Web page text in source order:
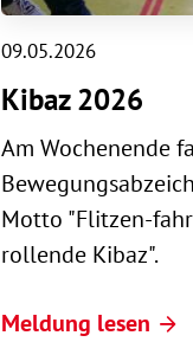
09.05.2026
Kibaz 2026
Am Wochenende
Motto "Flitzen-
rollende Kibaz".
Meldung lesen